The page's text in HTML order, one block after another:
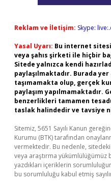
Reklam ve İletişim: Skype:
Yasal Uyarı: Bu internet
veya şahıs şirketi ile hiçbir
Sitede yalnızca kendi
paylaşılmaktadır. Burada
taşımamakta olup, gerçek
paylaşım yapılmamaktadır.
benzerlikleri tamamen
taslak halindedir ve tavsiye
Sitemiz, 5651 Sayılı Kanun
Kurumu (BTK) tarafından
vermektedir. Bu nedenle,
veya araştırma yükümlülüğümüz
yazdıkları içeriklerin
bu sorumluluğu kabul etmiş